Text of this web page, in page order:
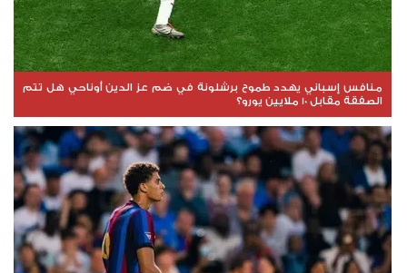
منافس إسباني يهدد طموح برشلونة في ضم عز الدين أوناحي هل تتم
الصفقة مقابل 10 ملايين يورو؟